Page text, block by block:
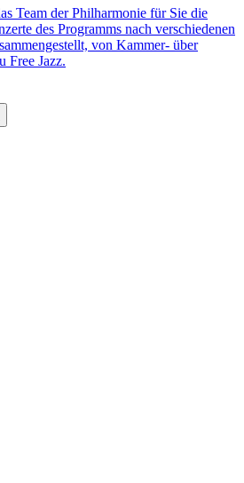
Team der Philharmonie für Sie die
des Programms nach verschiedenen
von Kammer- über
Free Jazz.